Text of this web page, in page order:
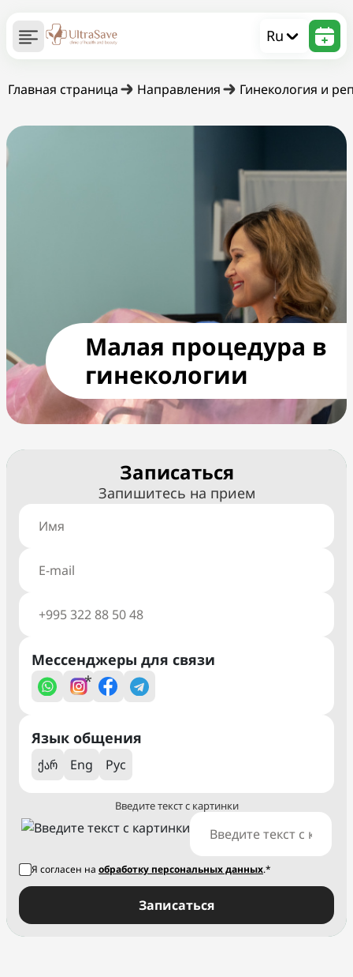
Ru
Главная страница Направления Гинекология и
Малая процедура в
гинекологии
Записаться
Запишитесь на прием
Мессенджеры для связи
*
Язык общения
ქარ Eng Рус
Введите текст с картинки
Я согласен на обработку персональных данных.*
Записаться